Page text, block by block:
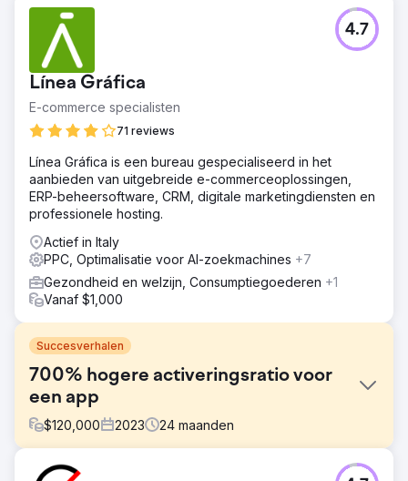
Línea Gráfica
E-commerce specialisten
71 reviews
4.7
Línea Gráfica is een bureau gespecialiseerd in het
aanbieden van uitgebreide e-commerceoplossingen,
ERP-beheersoftware, CRM, digitale marketingdiensten en
professionele hosting.
Actief in Italy
PPC, Optimalisatie voor AI-zoekmachines +7
Gezondheid en welzijn, Consumptiegoederen +1
Vanaf $1,000
Succesverhalen
700% hogere activeringsratio voor
een app
$120,000 2023 24 maanden
Uitdaging